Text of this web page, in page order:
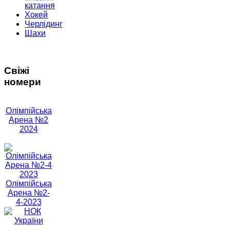
катання
Хокей
Черлідинг
Шахи
Свіжі
номери
Олімпійська
Арена №2
2024
Олімпійська
Арена №2-
4-2023